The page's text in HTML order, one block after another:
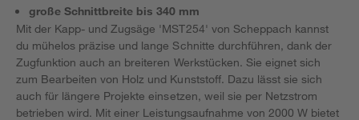
große Schnittbreite bis 340 mm
Mit der Kapp- und Zugsäge 'MST254' von Scheppach kannst
du mühelos präzise und lange Schnitte durchführen, dank der
Zugfunktion auch an breiteren Werkstücken. Sie eignet sich
zum Bearbeiten von Holz und Kunststoff. Dazu lässt sie sich
auch für längere Projekte einsetzen, weil sie per Netzstrom
betrieben wird. Mit einer Leistungsaufnahme von 2000 W bietet